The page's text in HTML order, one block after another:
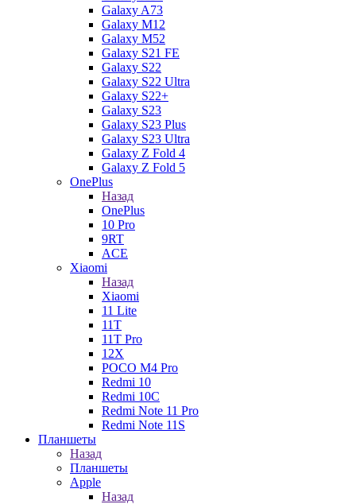
Galaxy A73
Galaxy M12
Galaxy M52
Galaxy S21 FE
Galaxy S22
Galaxy S22 Ultra
Galaxy S22+
Galaxy S23
Galaxy S23 Plus
Galaxy S23 Ultra
Galaxy Z Fold 4
Galaxy Z Fold 5
OnePlus
Назад
OnePlus
10 Pro
9RT
ACE
Xiaomi
Назад
Xiaomi
11 Lite
11T
11T Pro
12X
POCO M4 Pro
Redmi 10
Redmi 10C
Redmi Note 11 Pro
Redmi Note 11S
Планшеты
Назад
Планшеты
Apple
Назад